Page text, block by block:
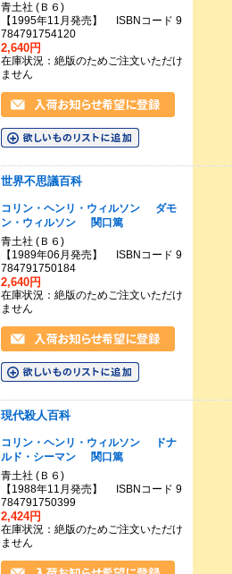
青土社 (Ｂ６)
【1995年11月発売】 ISBNコード 9
784791754120
2,640円
在庫状況：絶版のためご注文いただけ
ません
世界不思議百科
コリン・ヘンリ・ウィルソン
ダモ
ン・ウィルソン
関口篤
青土社 (Ｂ６)
【1989年06月発売】 ISBNコード 9
784791750184
2,640円
在庫状況：絶版のためご注文いただけ
ません
現代殺人百科
コリン・ヘンリ・ウィルソン
ドナ
ルド・シーマン
関口篤
青土社 (Ｂ６)
【1988年11月発売】 ISBNコード 9
784791750399
2,424円
在庫状況：絶版のためご注文いただけ
ません